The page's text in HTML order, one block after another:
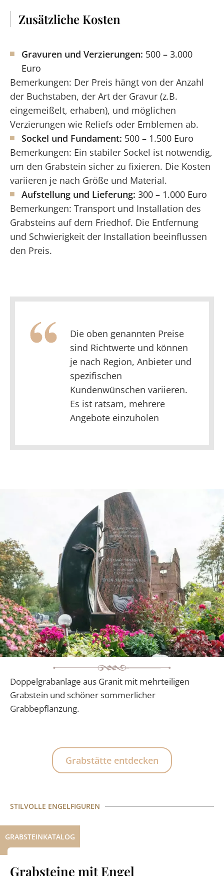
Zusätzliche Kosten
Gravuren und Verzierungen: 500 – 3.000
Euro
Bemerkungen: Der Preis hängt von der Anzahl
der Buchstaben, der Art der Gravur (z.B.
eingemeißelt, erhaben), und möglichen
Verzierungen wie Reliefs oder Emblemen ab.
Sockel und Fundament: 500 – 1.500 Euro
Bemerkungen: Ein stabiler Sockel ist notwendig,
um den Grabstein sicher zu fixieren. Die Kosten
variieren je nach Größe und Material.
Aufstellung und Lieferung: 300 – 1.000 Euro
Bemerkungen: Transport und Installation des
Grabsteins auf dem Friedhof. Die Entfernung
und Schwierigkeit der Installation beeinflussen
den Preis.
Die oben genannten Preise
sind Richtwerte und können
je nach Region, Anbieter und
spezifischen
Kundenwünschen variieren.
Es ist ratsam, mehrere
Angebote einzuholen
Doppelgrabanlage aus Granit mit mehrteiligen
Grabstein und schöner sommerlicher
Grabbepflanzung.
Grabstätte entdecken
STILVOLLE ENGELFIGUREN
GRABSTEINKATALOG
Grabsteine mit Engel